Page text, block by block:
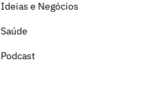
Ideias e Negócios
Saúde
Podcast